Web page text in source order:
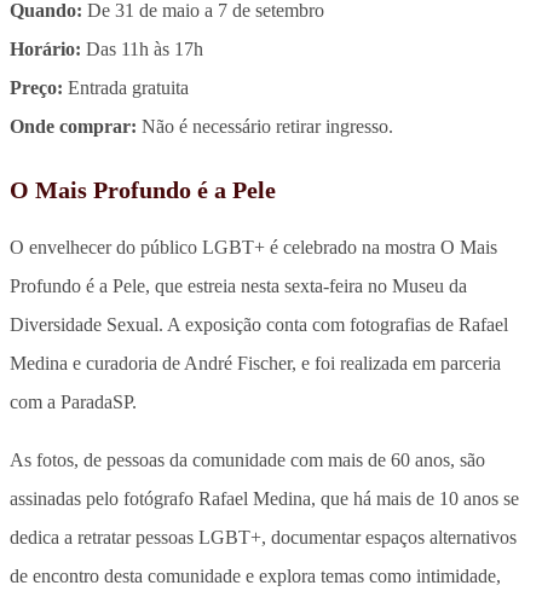
Quando: De 31 de maio a 7 de setembro
Horário: Das 11h às 17h
Preço: Entrada gratuita
Onde comprar: Não é necessário retirar ingresso.
O Mais Profundo é a Pele
O envelhecer do público LGBT+ é celebrado na mostra O Mais
Profundo é a Pele, que estreia nesta sexta-feira no Museu da
Diversidade Sexual. A exposição conta com fotografias de Rafael
Medina e curadoria de André Fischer, e foi realizada em parceria
com a ParadaSP.
As fotos, de pessoas da comunidade com mais de 60 anos, são
assinadas pelo fotógrafo Rafael Medina, que há mais de 10 anos se
dedica a retratar pessoas LGBT+, documentar espaços alternativos
de encontro desta comunidade e explora temas como intimidade,